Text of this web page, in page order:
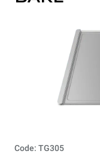
Code: TG305